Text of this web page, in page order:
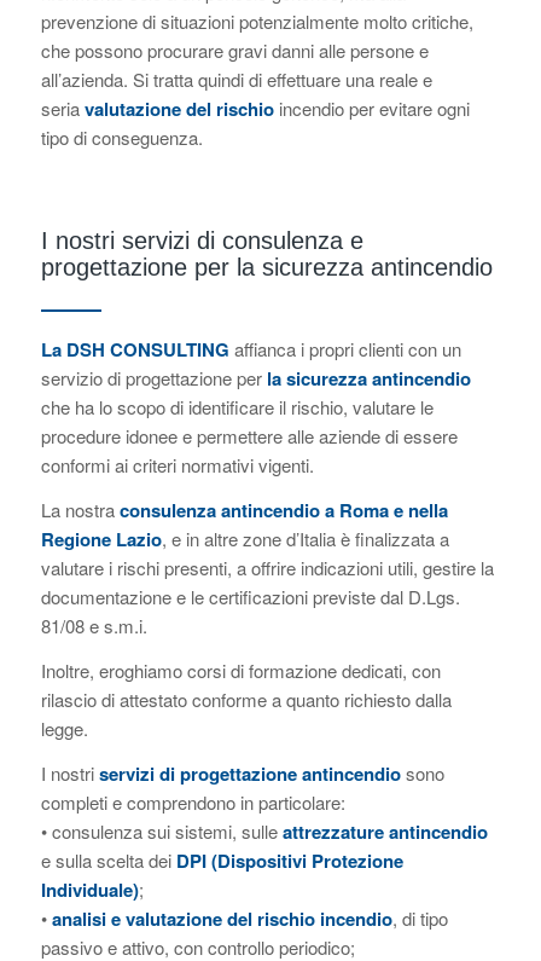
prevenzione di situazioni potenzialmente molto critiche,
che possono procurare gravi danni alle persone e
all’azienda. Si tratta quindi di effettuare una reale e
seriavalutazione del rischioincendio per evitare ogni
tipo di conseguenza.
I nostri servizi di consulenza e
progettazione per la sicurezza antincendio
La DSH CONSULTING affianca i propri clienti con un
servizio di progettazione perla sicurezza antincendio
che ha lo scopo di identificare il rischio, valutare le
procedure idonee e permettere alle aziende di essere
conformi ai criteri normativi vigenti.
La nostraconsulenza antincendio a Roma e nella
Regione Lazio, e in altre zone d’Italia è finalizzata a
valutare i rischi presenti, a offrire indicazioni utili, gestire la
documentazione e le certificazioni previste dal D.Lgs.
81/08 e s.m.i.
Inoltre, eroghiamo corsi di formazione dedicati, con
rilascio di attestato conforme a quanto richiesto dalla
legge.
I nostriservizi di progettazione antincendiosono
completi e comprendono in particolare:
• consulenza sui sistemi, sulleattrezzature antincendio
e sulla scelta dei DPI (Dispositivi Protezione
Individuale);
•analisi e valutazione del rischio incendio, di tipo
passivo e attivo, con controllo periodico;